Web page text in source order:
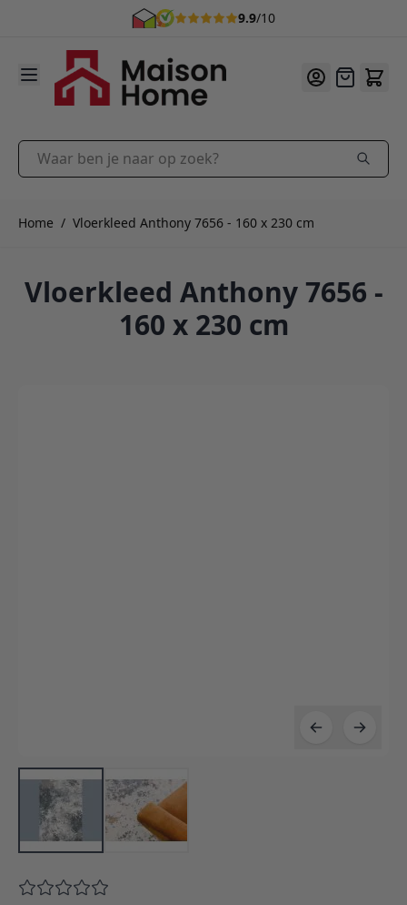
9.9/10
Ga naar de inhoud
Offerte
Waar ben je naar op zoek?
Home / Vloerkleed Anthony 7656 - 160 x 230 cm
Vloerkleed Anthony 7656 -
160 x 230 cm